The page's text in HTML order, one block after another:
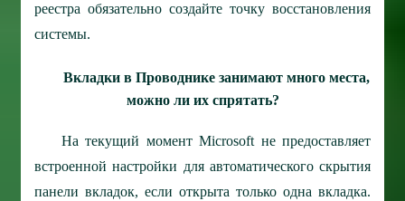
реестра обязательно создайте точку восстановления
системы.
Вкладки в Проводнике занимают много места,
можно ли их спрятать?
На текущий момент Microsoft не предоставляет
встроенной настройки для автоматического скрытия
панели вкладок, если открыта только одна вкладка.